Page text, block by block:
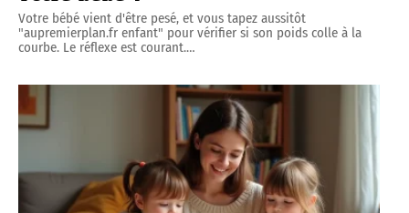
Votre bébé vient d'être pesé, et vous tapez aussitôt
"aupremierplan.fr enfant" pour vérifier si son poids colle à la
courbe. Le réflexe est courant.…